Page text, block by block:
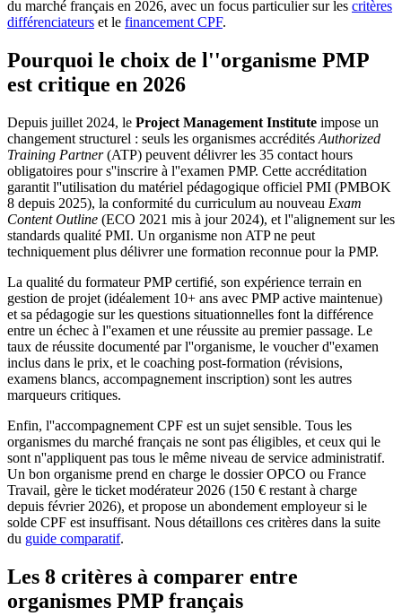
du marché français en 2026, avec un focus particulier sur les critères
différenciateurs et le financement CPF.
Pourquoi le choix de l''organisme PMP
est critique en 2026
Depuis juillet 2024, le Project Management Institute impose un
changement structurel : seuls les organismes accrédités Authorized
Training Partner(ATP) peuvent délivrer les 35 contact hours
obligatoires pour s''inscrire à l''examen PMP. Cette accréditation
garantit l''utilisation du matériel pédagogique officiel PMI (PMBOK
8 depuis 2025), la conformité du curriculum au nouveau Exam
Content Outline (ECO 2021 mis à jour 2024), et l''alignement sur les
standards qualité PMI. Un organisme non ATP ne peut
techniquement plus délivrer une formation reconnue pour la PMP.
La qualité du formateur PMP certifié, son expérience terrain en
gestion de projet (idéalement 10+ ans avec PMP active maintenue)
et sa pédagogie sur les questions situationnelles font la différence
entre un échec à l''examen et une réussite au premier passage. Le
taux de réussite documenté par l''organisme, le voucher d''examen
inclus dans le prix, et le coaching post-formation (révisions,
examens blancs, accompagnement inscription) sont les autres
marqueurs critiques.
Enfin, l''accompagnement CPF est un sujet sensible. Tous les
organismes du marché français ne sont pas éligibles, et ceux qui le
sont n''appliquent pas tous le même niveau de service administratif.
Un bon organisme prend en charge le dossier OPCO ou France
Travail, gère le ticket modérateur 2026 (150 € restant à charge
depuis février 2026), et propose un abondement employeur si le
solde CPF est insuffisant. Nous détaillons ces critères dans la suite
du guide comparatif.
Les 8 critères à comparer entre
organismes PMP français